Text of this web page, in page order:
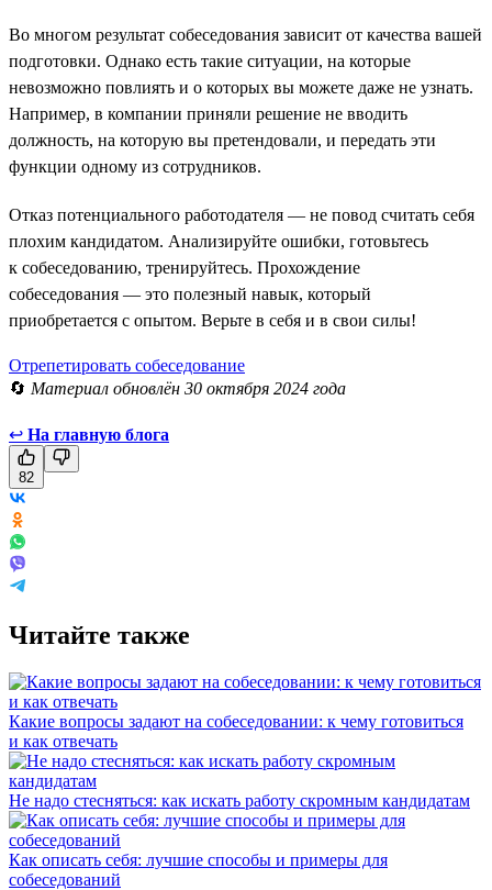
Во многом результат собеседования зависит от качества вашей
подготовки. Однако есть такие ситуации, на которые
невозможно повлиять и о которых вы можете даже не узнать.
Например, в компании приняли решение не вводить
должность, на которую вы претендовали, и передать эти
функции одному из сотрудников.
Отказ потенциального работодателя — не повод считать себя
плохим кандидатом. Анализируйте ошибки, готовьтесь
к собеседованию, тренируйтесь. Прохождение
собеседования — это полезный навык, который
приобретается с опытом. Верьте в себя и в свои силы!
Отрепетировать собеседование
🔄 Материал обновлён 30 октября 2024 года
↩ На главную блога
82
Читайте также
Какие вопросы задают на собеседовании: к чему готовиться
и как отвечать
Не надо стесняться: как искать работу скромным кандидатам
Как описать себя: лучшие способы и примеры для
собеседований